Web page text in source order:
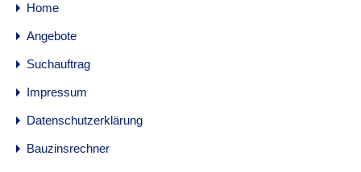
Home
Angebote
Suchauftrag
Impressum
Datenschutzerklärung
Bauzinsrechner